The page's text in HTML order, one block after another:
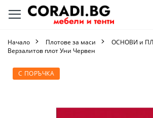
Начало Плотове за маси
ОСНОВИ и
Верзалитов плот Уни Червен
С ПОРЪЧКА
Преминете
към